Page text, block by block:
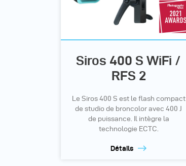
Siros 400 S WiFi /
RFS 2
Le Siros 400 S est le flash compact
de studio de broncolor avec 400 J
de puissance. Il intègre la
technologie ECTC.
Détails